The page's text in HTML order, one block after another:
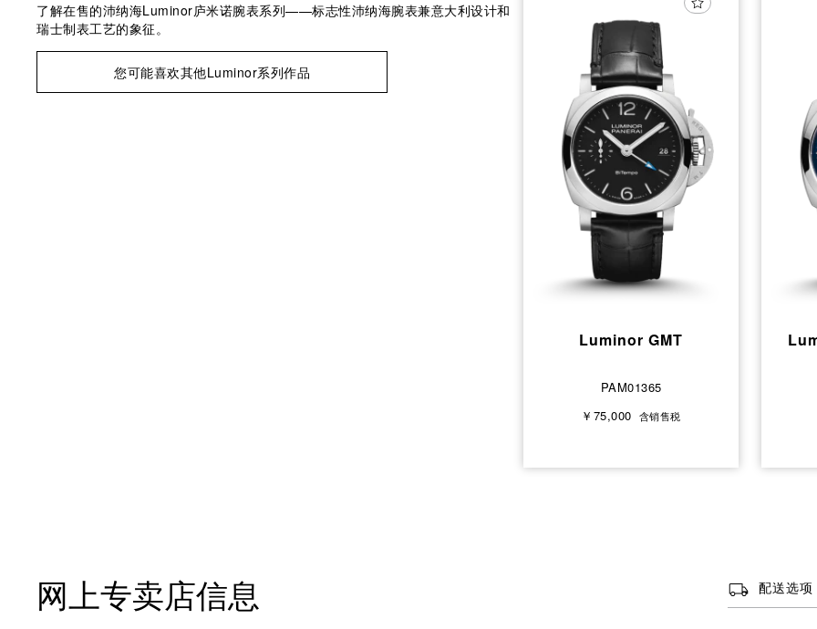
了解在售的沛纳海Luminor庐米诺腕表系列——标志性沛纳海腕表兼意大利设计和
瑞士制表工艺的象征。
您可能喜欢其他Luminor系列作品
Luminor GMT
PAM01365
￥75,000 含销售税
网上专卖店信息 配送选项